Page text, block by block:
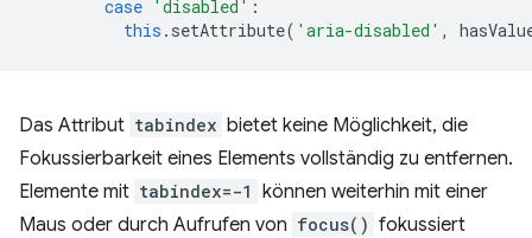
case 'disabled' :
this . setAttribute( 'aria-disabled' ,
Das Attribut tabindex bietet keine Möglichkeit, die
Fokussierbarkeit eines Elements vollständig zu entfernen.
Elemente mit tabindex=-1 können weiterhin mit einer
Maus oder durch Aufrufen von focus() fokussiert